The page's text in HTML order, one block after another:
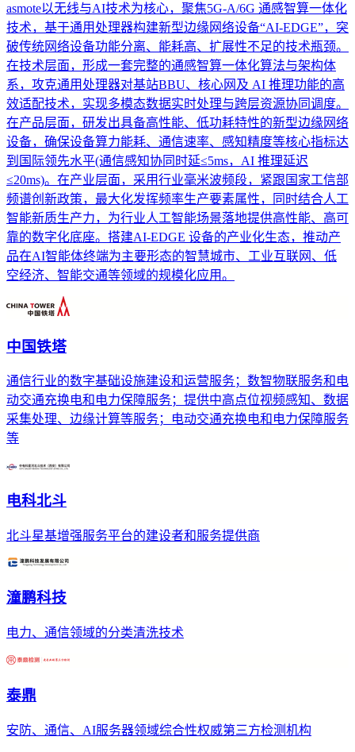
asmote以无线与AI技术为核心，聚焦5G-A/6G 通感智算一体化
技术，基于通用处理器构建新型边缘网络设备“AI-EDGE”，突
破传统网络设备功能分离、能耗高、扩展性不足的技术瓶颈。
在技术层面，形成一套完整的通感智算一体化算法与架构体
系，攻克通用处理器对基站BBU、核心网及 AI 推理功能的高
效适配技术，实现多模态数据实时处理与跨层资源协同调度。
在产品层面，研发出具备高性能、低功耗特性的新型边缘网络
设备，确保设备算力能耗、通信速率、感知精度等核心指标达
到国际领先水平(通信感知协同时延≤5ms，AI 推理延迟
≤20ms)。在产业层面，采用行业毫米波频段，紧跟国家工信部
频谱创新政策，最大化发挥频率生产要素属性，同时结合人工
智能新质生产力，为行业人工智能场景落地提供高性能、高可
靠的数字化底座。搭建AI-EDGE 设备的产业化生态，推动产
品在AI智能体终端为主要形态的智慧城市、工业互联网、低
空经济、智能交通等领域的规模化应用。
中国铁塔
通信行业的数字基础设施建设和运营服务；数智物联服务和电
动交通充换电和电力保障服务；提供中高点位视频感知、数据
采集处理、边缘计算等服务；电动交通充换电和电力保障服务
等
电科北斗
北斗星基增强服务平台的建设者和服务提供商
潼鹏科技
电力、通信领域的分类清洗技术
泰鼎
安防、通信、AI服务器领域综合性权威第三方检测机构